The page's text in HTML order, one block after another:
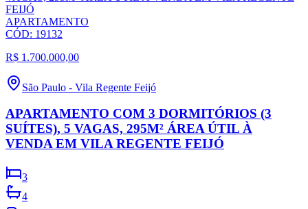
APARTAMENTO
CÓD: 19132
R$ 1.700.000,00
São Paulo - Vila Regente Feijó
APARTAMENTO COM 3 DORMITÓRIOS (3
SUÍTES), 5 VAGAS, 295M² ÁREA ÚTIL À
VENDA EM VILA REGENTE FEIJÓ
3
4